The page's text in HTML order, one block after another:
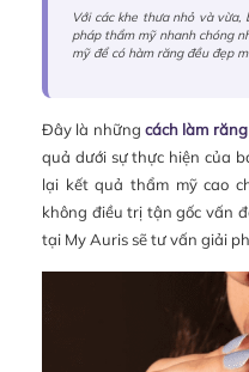
Với các khe thưa nhỏ và vừa,
pháp thẩm mỹ nhanh chóng
mỹ để có hàm răng đều đẹp
Đây là những cách làm
quả dưới sự thực hiện của
lại kết quả thẩm mỹ cao
không điều trị tận gốc vấn
tại My Auris sẽ tư vấn giải